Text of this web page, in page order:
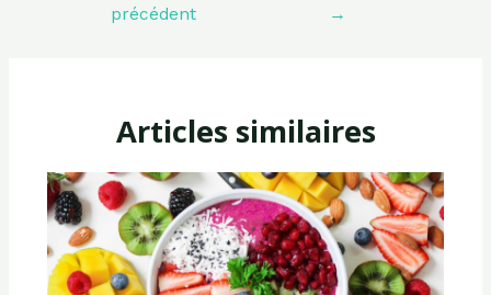
l’articleprécédent
→
Articles similaires